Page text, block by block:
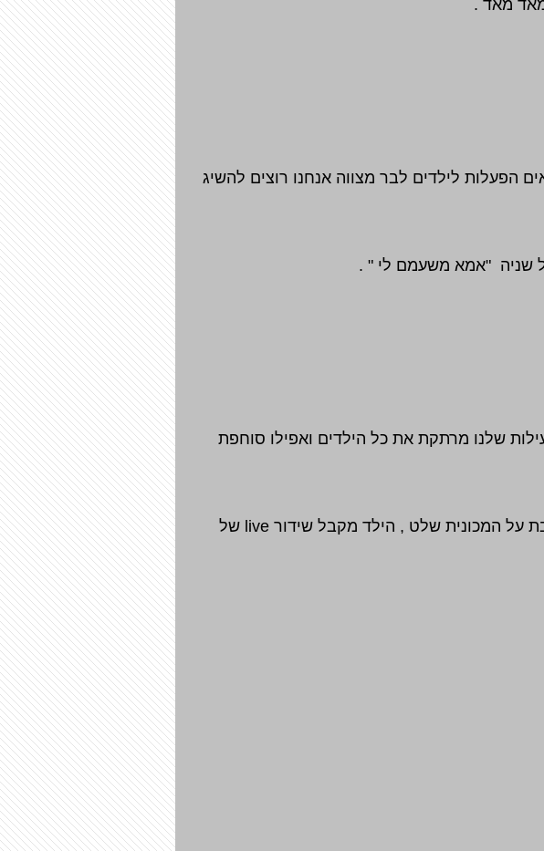
מאד מאד .
הפעלות לילדים לבר מצווה אנחנו רוצים להשיג
שלנו מרתקת את כל הילדים ואפילו סוחפת
תוספת להפעלה (בתוספת תשלום): משקפי vr המתחברות למצלמה שיושבת על המכונית שלט , הילד מקבל שידור live של